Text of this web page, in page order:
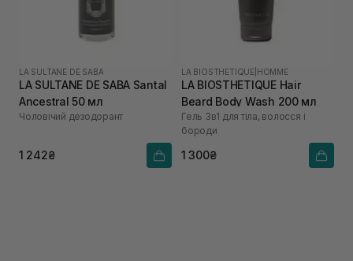
LA SULTANE DE SABA
LA SULTANE DE SABA Santal
Ancestral 50 мл
Чоловічий дезодорант
1 242₴
LA BIOSTHETIQUE HOMME
LA BIOSTHETIQUE Hair
Beard Body Wash 200 мл
Гель 3в1 для тіла, волосся і
бороди
1 300₴